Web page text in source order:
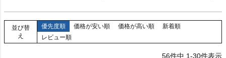
並び替
え
優先度順 価格が安い順 価格が高い順
新着順
レビュー順
56件中 1-30件表示